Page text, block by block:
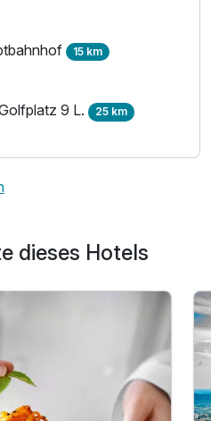
15 km
9 L. 25 km
dieses Hotels